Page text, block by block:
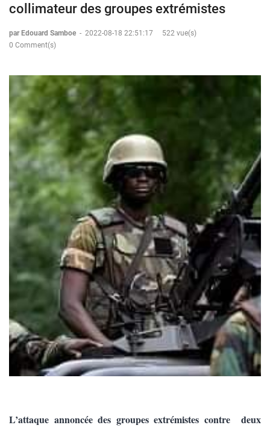
collimateur des groupes extrémistes
par Edouard Samboe - 2022-08-18 22:51:17
522 vue(s)
0 Comment(s)
L’attaque annoncée des groupes extrémistes contre deux